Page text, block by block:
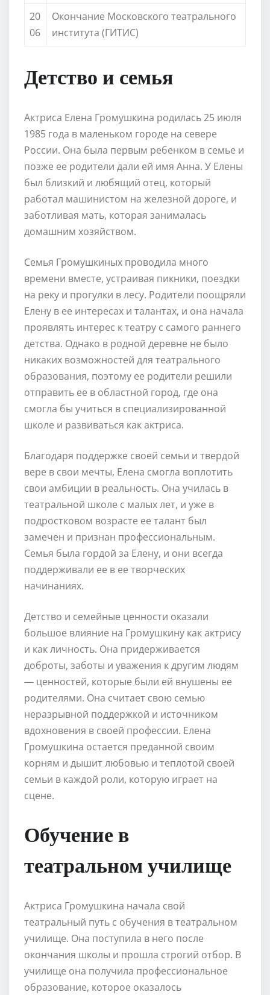
20
06
Окончание Московского театрального
института (ГИТИС)
Детство и семья
Актриса Елена Громушкина родилась 25 июля
1985 года в маленьком городе на севере
России. Она была первым ребенком в семье и
позже ее родители дали ей имя Анна. У Елены
был близкий и любящий отец, который
работал машинистом на железной дороге, и
заботливая мать, которая занималась
домашним хозяйством.
Семья Громушкиных проводила много
времени вместе, устраивая пикники, поездки
на реку и прогулки в лесу. Родители поощряли
Елену в ее интересах и талантах, и она начала
проявлять интерес к театру с самого раннего
детства. Однако в родной деревне не было
никаких возможностей для театрального
образования, поэтому ее родители решили
отправить ее в областной город, где она
смогла бы учиться в специализированной
школе и развиваться как актриса.
Благодаря поддержке своей семьи и твердой
вере в свои мечты, Елена смогла воплотить
свои амбиции в реальность. Она училась в
театральной школе с малых лет, и уже в
подростковом возрасте ее талант был
замечен и признан профессиональным.
Семья была гордой за Елену, и они всегда
поддерживали ее в ее творческих
начинаниях.
Детство и семейные ценности оказали
большое влияние на Громушкину как актрису
и как личность. Она придерживается
доброты, заботы и уважения к другим людям
— ценностей, которые были ей внушены ее
родителями. Она считает свою семью
неразрывной поддержкой и источником
вдохновения в своей профессии. Елена
Громушкина остается преданной своим
корням и дышит любовью и теплотой своей
семьи в каждой роли, которую играет на
сцене.
Обучение в
театральном училище
Актриса Громушкина начала свой
театральный путь с обучения в театральном
училище. Она поступила в него после
окончания школы и прошла строгий отбор. В
училище она получила профессиональное
образование, которое оказалось